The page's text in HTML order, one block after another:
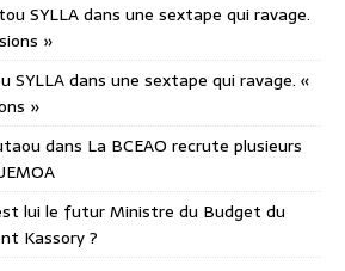
SYLLA dans une sextape qui ravage.
»
SYLLA dans une sextape qui ravage. «
»
dans La BCEAO recrute plusieurs
lui le futur Ministre du Budget du
Kassory ?